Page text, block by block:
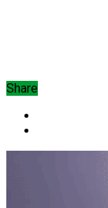
Share